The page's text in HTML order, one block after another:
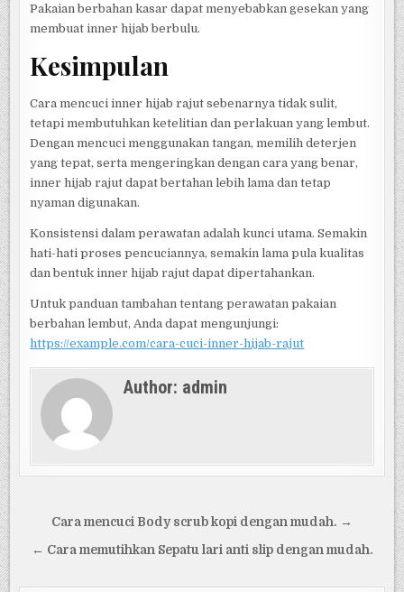
Pakaian berbahan kasar dapat menyebabkan gesekan yang
membuat inner hijab berbulu.
Kesimpulan
Cara mencuci inner hijab rajut sebenarnya tidak sulit,
tetapi membutuhkan ketelitian dan perlakuan yang lembut.
Dengan mencuci menggunakan tangan, memilih deterjen
yang tepat, serta mengeringkan dengan cara yang benar,
inner hijab rajut dapat bertahan lebih lama dan tetap
nyaman digunakan.
Konsistensi dalam perawatan adalah kunci utama. Semakin
hati-hati proses pencuciannya, semakin lama pula kualitas
dan bentuk inner hijab rajut dapat dipertahankan.
Untuk panduan tambahan tentang perawatan pakaian
berbahan lembut, Anda dapat mengunjungi:
https://example.com/cara-cuci-inner-hijab-rajut
Author: admin
Post
navigation
Cara mencuci Body scrub kopi dengan mudah. →
← Cara memutihkan Sepatu lari anti slip dengan mudah.